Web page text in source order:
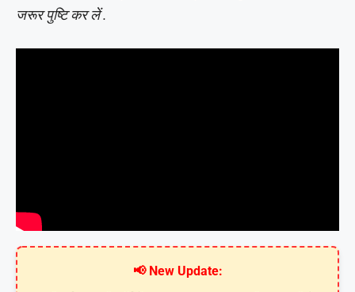
जरूर पुष्टि कर लें .
📢 New Update: